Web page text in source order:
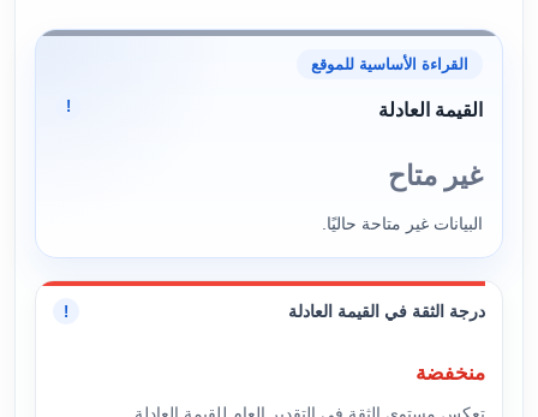
القراءة الأساسية للموقع
القيمة العادلة !
غير متاح
البيانات غير متاحة حاليًا.
درجة الثقة في القيمة العادلة !
منخفضة